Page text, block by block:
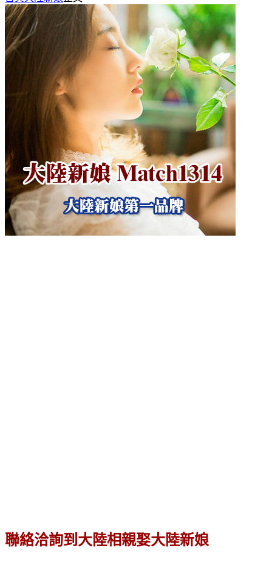
聯絡洽詢到大陸相親娶大陸新娘